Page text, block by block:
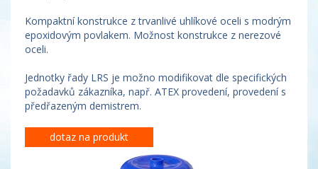
Kompaktní konstrukce z trvanlivé uhlíkové oceli s modrým
epoxidovým povlakem. Možnost konstrukce z nerezové
oceli.
Jednotky řady LRS je možno modifikovat dle specifických
požadavků zákazníka, např. ATEX provedení, provedení s
předřazeným demistrem.
dotaz na produkt